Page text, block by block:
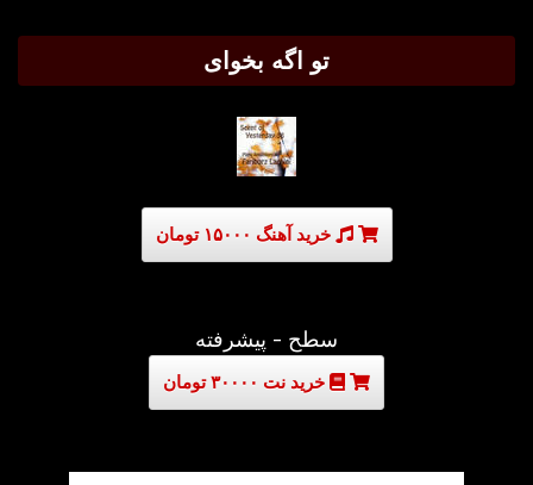
تو اگه بخوای
خرید آهنگ ۱۵۰۰۰ تومان
سطح - پیشرفته
خرید نت ۳۰۰۰۰ تومان